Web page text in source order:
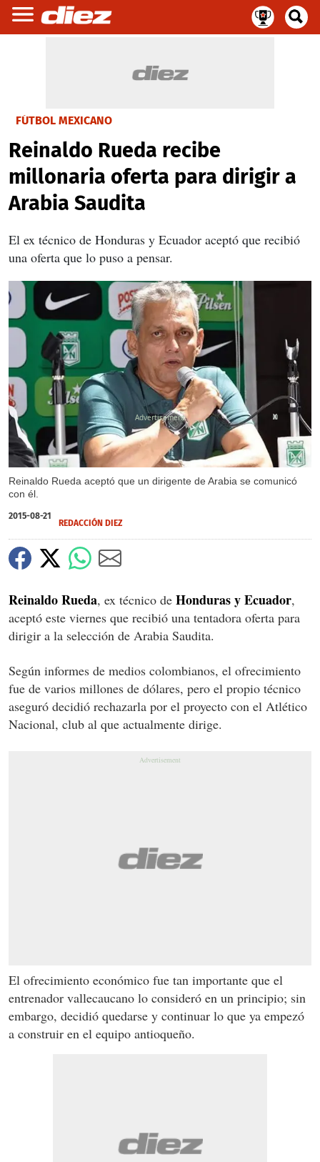
FÚTBOL MEXICANO
Reinaldo Rueda recibe
millonaria oferta para dirigir a
Arabia Saudita
El ex técnico de Honduras y Ecuador aceptó que recibió
una oferta que lo puso a pensar.
Reinaldo Rueda aceptó que un dirigente de Arabia se comunicó
con él.
X
2015-08-21
REDACCIÓN DIEZ
Reinaldo Rueda, ex técnico de Honduras y Ecuador,
aceptó este viernes que recibió una tentadora oferta para
dirigir a la selección de Arabia Saudita.
Según informes de medios colombianos, el ofrecimiento
fue de varios millones de dólares, pero el propio técnico
aseguró decidió rechazarla por el proyecto con el Atlético
Nacional, club al que actualmente dirige.
El ofrecimiento económico fue tan importante que el
entrenador vallecaucano lo consideró en un principio; sin
embargo, decidió quedarse y continuar lo que ya empezó
a construir en el equipo antioqueño.